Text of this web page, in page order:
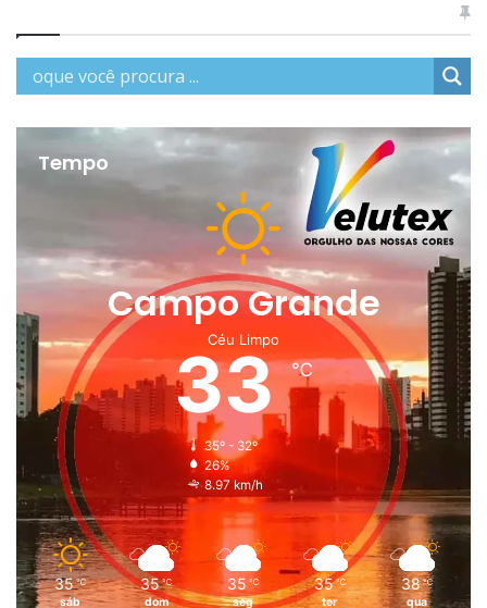
Tempo
Campo Grande
Céu Limpo
33℃
35º - 32º
26%
8.97 km/h
35 ℃
sáb
35 ℃
dom
35 ℃
seg
35 ℃
ter
38 ℃
qua